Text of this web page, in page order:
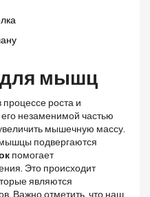
для мышц
роста и
незаменимой частью
мышечную массу.
подвергаются
помогает
Это происходит
являются
Важно отметить, что наш